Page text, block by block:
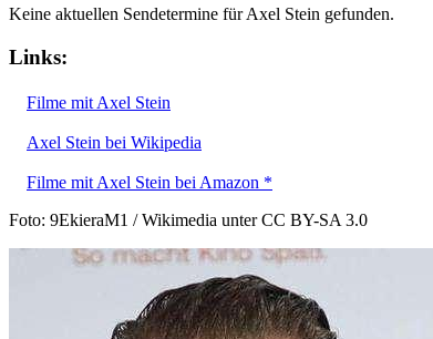
Keine aktuellen Sendetermine für Axel Stein gefunden.
Links:
Filme mit Axel Stein
Axel Stein bei Wikipedia
Filme mit Axel Stein bei Amazon *
Foto: 9EkieraM1 / Wikimedia unter CC BY-SA 3.0